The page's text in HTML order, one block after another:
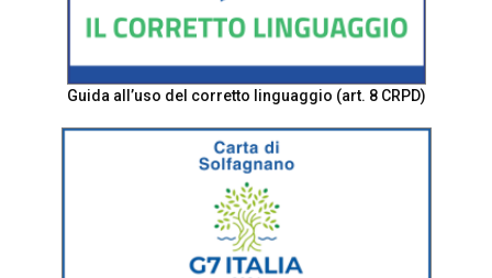
Guida all’uso del corretto linguaggio (art. 8 CRPD)